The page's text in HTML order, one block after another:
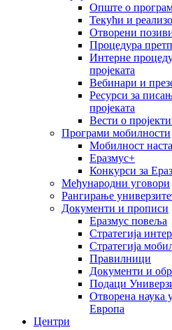
Опште о
Текући и
Отворени
Процедура
Интерне
пројеката
Вебинари и
Ресурси за
пројеката
Вести о
Програми мобилности
Мобилност
Еразмус+
Конкурси за
Међународни уговори
Рангирање
Документи и прописи
Еразмус повеља
Стратегија
Стратегија
Правилници
Документи и
Подаци
Отворена наука
Европа
Центри